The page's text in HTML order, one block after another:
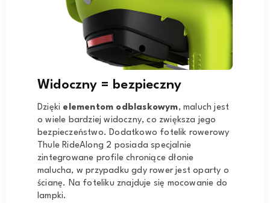
Widoczny = bezpieczny
Dzięki elementom odblaskowym, maluch jest
o wiele bardziej widoczny, co zwiększa jego
bezpieczeństwo. Dodatkowo fotelik rowerowy
Thule RideAlong 2 posiada specjalnie
zintegrowane profile chroniące dłonie
malucha, w przypadku gdy rower jest oparty o
ścianę. Na foteliku znajduje się mocowanie do
lampki.